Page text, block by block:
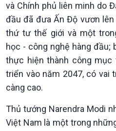
Tin Chính trị
Chính phủ với người dân
và Chính phủ liên minh do
đầu đã đưa Ấn Độ vươn
thứ tư thế giới và một
học - công nghệ hàng đầu;
thực hiện thành công
triển vào năm 2047, có vai
càng cao.
Thủ tướng Narendra Modi
Việt Nam là một trong